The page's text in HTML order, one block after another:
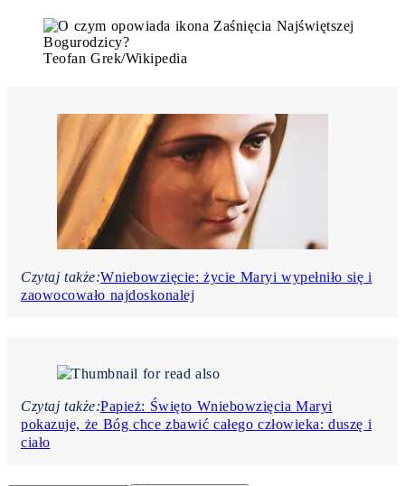
Teofan Grek/Wikipedia
Czytaj także:Wniebowzięcie: życie Maryi wypełniło się i
zaowocowało najdoskonalej
Czytaj także:Papież: Święto Wniebowzięcia Maryi
pokazuje, że Bóg chce zbawić całego człowieka: duszę i
ciało